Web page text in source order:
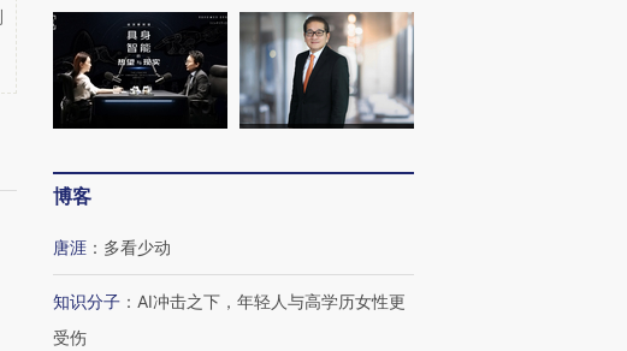
博客
唐涯 ： 多看少动
知识分子 ： AI冲击之下，年轻人与高学历女性更
受伤